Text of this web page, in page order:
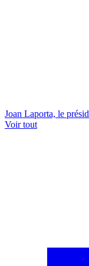
Joan Laporta, le
Voir tout